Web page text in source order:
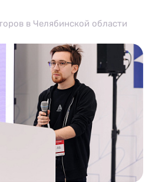
в Челябинской области